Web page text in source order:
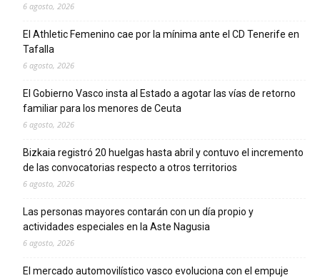
6 agosto, 2026
El Athletic Femenino cae por la mínima ante el CD Tenerife en
Tafalla
6 agosto, 2026
El Gobierno Vasco insta al Estado a agotar las vías de retorno
familiar para los menores de Ceuta
6 agosto, 2026
Bizkaia registró 20 huelgas hasta abril y contuvo el incremento
de las convocatorias respecto a otros territorios
6 agosto, 2026
Las personas mayores contarán con un día propio y
actividades especiales en la Aste Nagusia
6 agosto, 2026
El mercado automovilístico vasco evoluciona con el empuje